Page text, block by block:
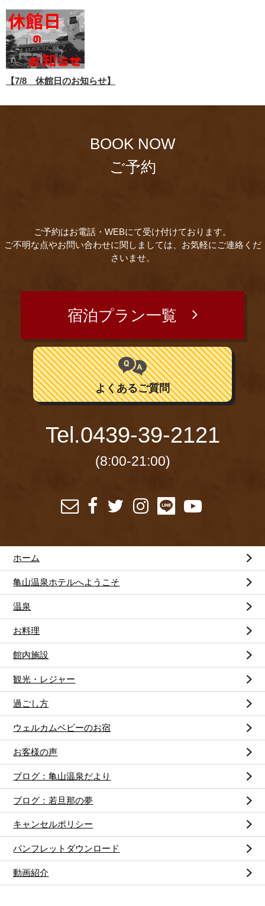
【7/8 休館日のお知らせ】
BOOK NOW
ご予約
ご予約はお電話・WEBにて受け付けております。
ご不明な点やお問い合わせに関しましては、お気軽にご連絡くだ
さいませ。
宿泊プラン一覧
よくあるご質問
Tel.0439-39-2121
(8:00-21:00)
ホーム
亀山温泉ホテルへようこそ
温泉
お料理
館内施設
観光・レジャー
過ごし方
ウェルカムベビーのお宿
お客様の声
ブログ：亀山温泉だより
ブログ：若旦那の夢
キャンセルポリシー
パンフレットダウンロード
動画紹介